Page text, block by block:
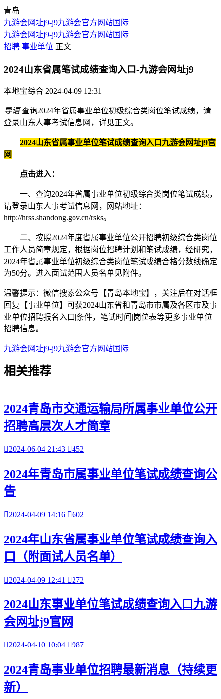
青岛
九游会网址j9-j9九游会官方网站国际
九游会网址j9-j9九游会官方网站国际
招聘 事业单位 正文
2024山东省属笔试成绩查询入口-九游会网址j9
本地宝综合 2024-04-09 12:31
导语查询2024年省属事业单位初级综合类岗位笔试成绩，请
登录山东人事考试信息网，详见正文。
2024山东省属事业单位笔试成绩查询入口九游会网址j9官
网
点击进入：
一、查询2024年省属事业单位初级综合类岗位笔试成绩，
请登录山东人事考试信息网，网站地址：
http://hrss.shandong.gov.cn/rsks。
二、按照2024年度省属事业单位公开招聘初级综合类岗位
工作人员简章规定，根据岗位招聘计划和笔试成绩，经研究，
2024年省属事业单位初级综合类岗位笔试成绩合格分数线确定
为50分。进入面试范围人员名单见附件。
温馨提示：微信搜索公众号【青岛本地宝】，关注后在对话框
回复【事业单位】可获2024山东省和青岛市市属及各区市及事
业单位招聘报名入口|条件，笔试时间|岗位表等更多事业单位
招聘信息。
九游会网址j9-j9九游会官方网站国际
相关推荐
2024青岛市交通运输局所属事业单位公开
招聘高层次人才简章
2024-06-04 21:43 452
2024年青岛市属事业单位笔试成绩查询公
告
2024-04-09 14:16 602
2024年山东省属事业单位笔试成绩查询入
口（附面试人员名单）
2024-04-09 12:41 272
2024山东事业单位笔试成绩查询入口九游
会网址j9官网
2024-04-10 10:04 987
2024青岛事业单位招聘最新消息（持续更
新）